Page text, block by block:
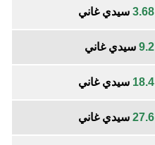
3.68 سيدي غاني
9.2 سيدي غاني
18.4 سيدي غاني
27.6 سيدي غاني